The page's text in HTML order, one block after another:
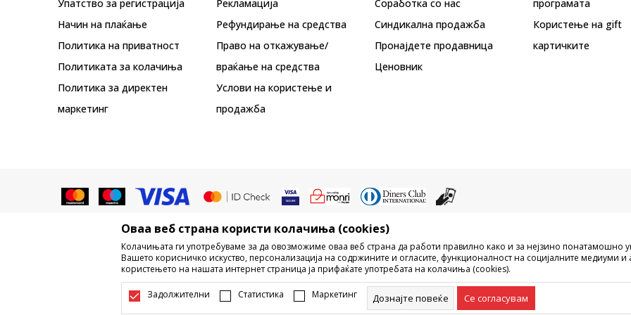
Упатство за регистрација
Начин на плаќање
Политика на приватност
Политиката за колачиња
Политика за директен
маркетинг
Рекламациja
Рефундирање на средства
Право на откажување/
враќање на средства
Услови на користење и
продажба
Соработка со нас
Синдикална продажба
Пронајдете продавница
Ценовник
програмата
Користење на gift
картичките
Не е дозволено превземање или користење на содржината од интернет страните на Sport Vision, делумно
трговски марки, комерцијални содржини, ниту истите да се отстапуваат на трети лица, јавно да се објавуваат
без писмена согласност од БДС.МК ДООЕЛ.
Настојуваме да бидеме што попрецизни во описот на производот, фотографијата и самата цена, но не
информации се комплетни и без грешка. Сите прикажани производи на сајтот се дел од нашата понуда, но
достапни во секој момент. Достапноста на производите може да ја проверите и на
Оваа веб страна користи колачиња (cookies)
Колачињата ги употребуваме за да овозможиме оваа веб страна да работи правилно како и за нејзино понатамошно
Вашето корисничко искуство, персонализација на содржините и огласите, функционалност на социјалните медиуми
користењето на нашата интернет страница ја прифаќате употребата на колачиња (cookies).
Задолжителни Статистика Маркетинг Дознајте повеќе Се согласувам